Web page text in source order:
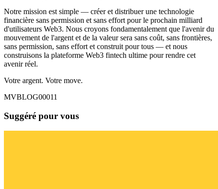
Notre mission est simple — créer et distribuer une technologie
financière sans permission et sans effort pour le prochain milliard
d'utilisateurs Web3. Nous croyons fondamentalement que l'avenir du
mouvement de l'argent et de la valeur sera sans coût, sans frontières,
sans permission, sans effort et construit pour tous — et nous
construisons la plateforme Web3 fintech ultime pour rendre cet
avenir réel.
Votre argent. Votre move.
MVBLOG00011
Suggéré pour vous